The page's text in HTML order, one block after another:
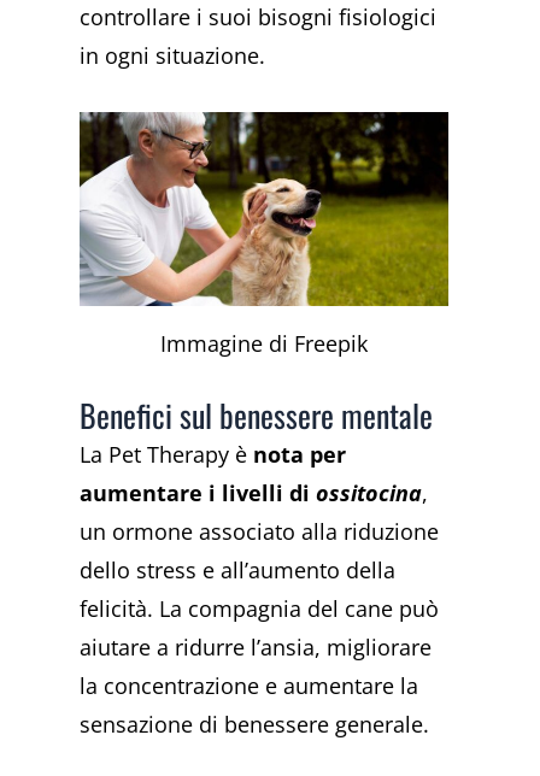
controllare i suoi bisogni fisiologici
in ogni situazione.
Immagine di Freepik
Benefici sul benessere mentale
La Pet Therapy è nota per
aumentare i livelli diossitocina,
un ormone associato alla riduzione
dello stress e all’aumento della
felicità. La compagnia del cane può
aiutare a ridurre l’ansia, migliorare
la concentrazione e aumentare la
sensazione di benessere generale.